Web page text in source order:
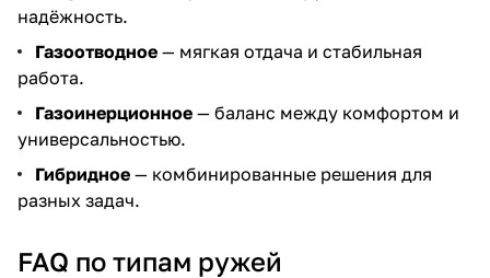
надёжность.
Газоотводное — мягкая отдача и стабильная
работа.
Газоинерционное — баланс между комфортом и
универсальностью.
Гибридное — комбинированные решения для
разных задач.
FAQ по типам ружей